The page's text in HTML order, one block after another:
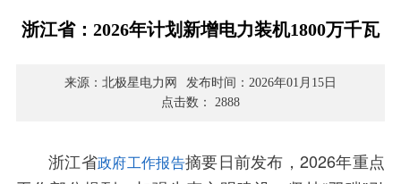
浙江省：2026年计划新增电力装机1800万千瓦
来源：北极星电力网
发布时间：2026年01月15日
点击数： 2888
浙江省政府工作报告摘要日前发布，2026年重点